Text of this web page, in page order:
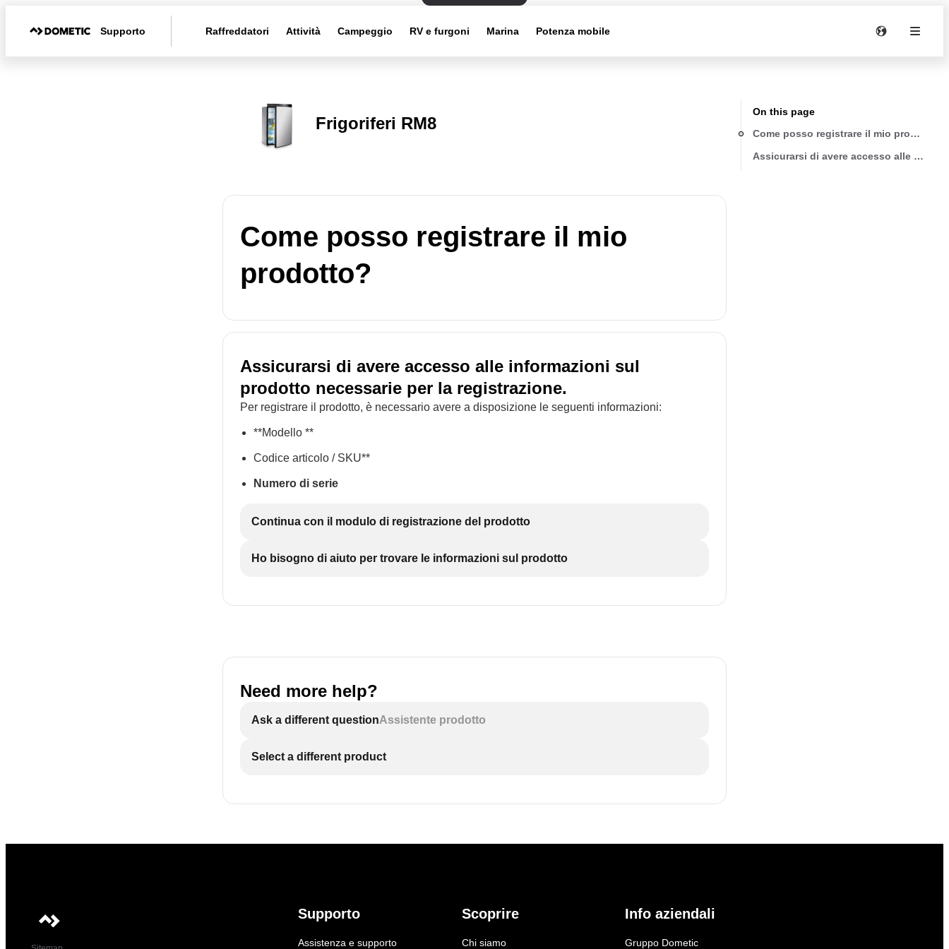
Supporto Raffreddatori Attività Campeggio RV e furgoni Marina Potenza mobile
Frigoriferi RM8
Come posso registrare il mio
prodotto?
Assicurarsi di avere accesso alle informazioni sul
prodotto necessarie per la registrazione.
Per registrare il prodotto, è necessario avere a disposizione le seguenti informazioni:
**Modello **
Codice articolo / SKU**
Numero di serie
Continua con il modulo di registrazione del prodotto
Ho bisogno di aiuto per trovare le informazioni sul prodotto
Need more help?
Ask a different questionAssistente prodotto
Select a different product
On this page
Come posso registrare il mio prodotto?
Assicurarsi di avere accesso alle
Supporto
Assistenza e supporto
Scoprire
Chi siamo
Info aziendali
Gruppo Dometic